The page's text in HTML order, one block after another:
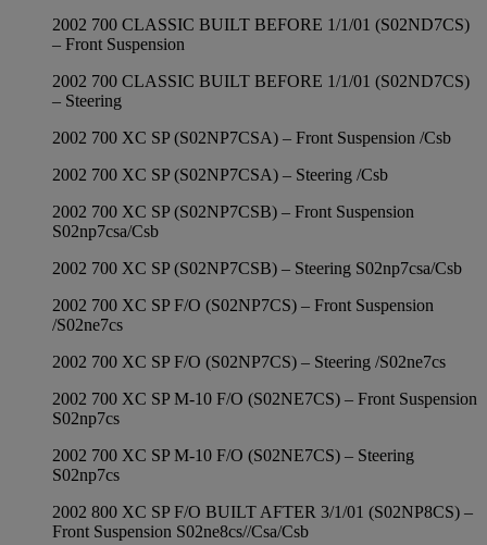
2002 700 CLASSIC BUILT BEFORE 1/1/01 (S02ND7CS)
– Front Suspension
2002 700 CLASSIC BUILT BEFORE 1/1/01 (S02ND7CS)
– Steering
2002 700 XC SP (S02NP7CSA) – Front Suspension /Csb
2002 700 XC SP (S02NP7CSA) – Steering /Csb
2002 700 XC SP (S02NP7CSB) – Front Suspension
S02np7csa/Csb
2002 700 XC SP (S02NP7CSB) – Steering S02np7csa/Csb
2002 700 XC SP F/O (S02NP7CS) – Front Suspension
/S02ne7cs
2002 700 XC SP F/O (S02NP7CS) – Steering /S02ne7cs
2002 700 XC SP M-10 F/O (S02NE7CS) – Front Suspension
S02np7cs
2002 700 XC SP M-10 F/O (S02NE7CS) – Steering
S02np7cs
2002 800 XC SP F/O BUILT AFTER 3/1/01 (S02NP8CS) –
Front Suspension S02ne8cs//Csa/Csb